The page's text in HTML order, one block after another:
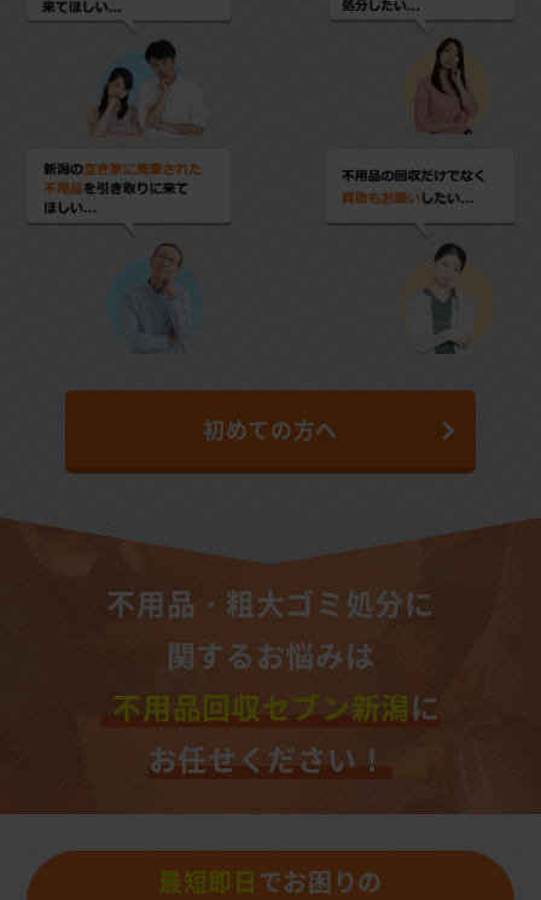
初めての方へ
不用品・粗大ゴミ処分に
関するお悩みは
不用品回収セブン新潟に
お任せください！
最短即日でお困りの